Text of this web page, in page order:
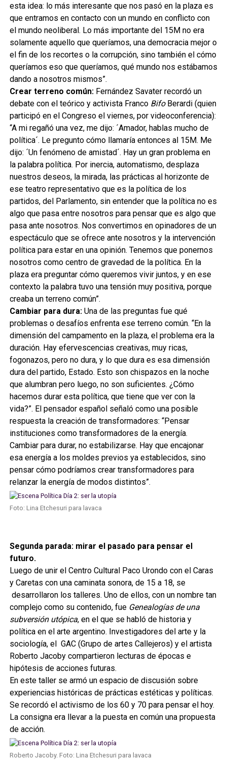
esta idea: lo más interesante que nos pasó en la plaza es
que entramos en contacto con un mundo en conflicto con
el mundo neoliberal. Lo más importante del 15M no era
solamente aquello que queríamos, una democracia mejor o
el fin de los recortes o la corrupción, sino también el cómo
queríamos eso que queríamos, qué mundo nos estábamos
dando a nosotros mismos”.
Crear terreno común: Fernández Savater recordó un
debate con el teórico y activista Franco BifoBerardi (quien
participó en el Congreso el viernes, por videoconferencia):
“A mi regañó una vez, me dijo: ´Amador, hablas mucho de
política´. Le pregunto cómo llamaría entonces al 15M. Me
dijo: ´Un fenómeno de amistad´. Hay un gran problema en
la palabra política. Por inercia, automatismo, desplaza
nuestros deseos, la mirada, las prácticas al horizonte de
ese teatro representativo que es la política de los
partidos, del Parlamento, sin entender que la política no es
algo que pasa entre nosotros para pensar que es algo que
pasa ante nosotros. Nos convertimos en opinadores de un
espectáculo que se ofrece ante nosotros y la intervención
política para estar en una opinión. Tenemos que ponernos
nosotros como centro de gravedad de la política. En la
plaza era preguntar cómo queremos vivir juntos, y en ese
contexto la palabra tuvo una tensión muy positiva, porque
creaba un terreno común”.
Cambiar para dura: Una de las preguntas fue qué
problemas o desafíos enfrenta ese terreno común. “En la
dimensión del campamento en la plaza, el problema era la
duración. Hay efervescencias creativas, muy ricas,
fogonazos, pero no dura, y lo que dura es esa dimensión
dura del partido, Estado. Esto son chispazos en la noche
que alumbran pero luego, no son suficientes. ¿Cómo
hacemos durar esta política, que tiene que ver con la
vida?”. El pensador español señaló como una posible
respuesta la creación de transformadores: “Pensar
instituciones como transformadores de la energía.
Cambiar para durar, no estabilizarse. Hay que encajonar
esa energía a los moldes previos ya establecidos, sino
pensar cómo podríamos crear transformadores para
relanzar la energía de modos distintos”.
Foto: Lina Etchesuri para lavaca
Segunda parada: mirar el pasado para pensar el
futuro.
Luego de unir el Centro Cultural Paco Urondo con el Caras
y Caretas con una caminata sonora, de 15 a 18, se
desarrollaron los talleres. Uno de ellos, con un nombre tan
complejo como su contenido, fue Genealogías de una
subversión utópica, en el que se habló de historia y
política en el arte argentino. Investigadores del arte y la
sociología, el GAC (Grupo de artes Callejeros) y el artista
Roberto Jacoby compartieron lecturas de épocas e
hipótesis de acciones futuras.
En este taller se armó un espacio de discusión sobre
experiencias históricas de prácticas estéticas y políticas.
Se recordó el activismo de los 60 y 70 para pensar el hoy.
La consigna era llevar a la puesta en común una propuesta
de acción.
Roberto Jacoby. Foto: Lina Etchesuri para lavaca